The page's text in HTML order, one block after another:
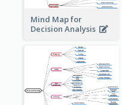
Mind Map for
Decision Analysis